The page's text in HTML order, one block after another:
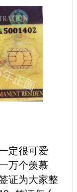
定很可爱
万个羡慕
证为大家整